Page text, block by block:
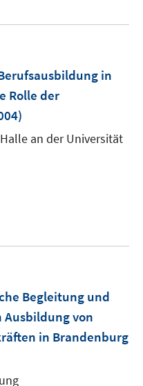
in
Rolle der
an der Universität
Begleitung und
von
in Brandenburg